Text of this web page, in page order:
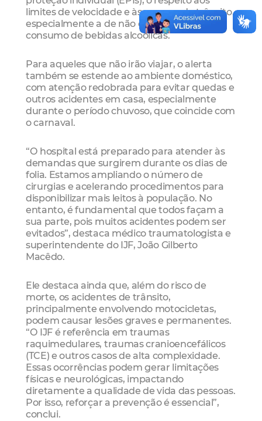
limites de velocidade e às normas de trânsito,
especialmente a de não dirigir após o
consumo de bebidas alcoólicas.
Para aqueles que não irão viajar, o alerta
também se estende ao ambiente doméstico,
com atenção redobrada para evitar quedas e
outros acidentes em casa, especialmente
durante o período chuvoso, que coincide com
o carnaval.
“O hospital está preparado para atender às
demandas que surgirem durante os dias de
folia. Estamos ampliando o número de
cirurgias e acelerando procedimentos para
disponibilizar mais leitos à população. No
entanto, é fundamental que todos façam a
sua parte, pois muitos acidentes podem ser
evitados”, destaca médico traumatologista e
superintendente do IJF, João Gilberto
Macêdo.
Ele destaca ainda que, além do risco de
morte, os acidentes de trânsito,
principalmente envolvendo motocicletas,
podem causar lesões graves e permanentes.
“O IJF é referência em traumas
raquimedulares, traumas cranioencefálicos
(TCE) e outros casos de alta complexidade.
Essas ocorrências podem gerar limitações
físicas e neurológicas, impactando
diretamente a qualidade de vida das pessoas.
Por isso, reforçar a prevenção é essencial”,
conclui.